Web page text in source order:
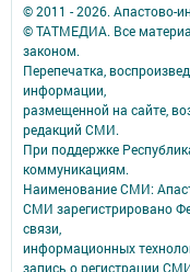
© 2011 - 2026. Апастово-
© ТАТМЕДИА. Все
законом.
Перепечатка,
информации,
размещенной на сайте,
редакций СМИ.
При поддержке
коммуникациям.
Наименование СМИ:
СМИ зарегистрировано
связи,
информационных
запись о регистрации